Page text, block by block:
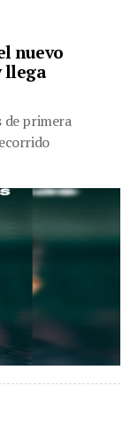
nuevo
llega
de primera